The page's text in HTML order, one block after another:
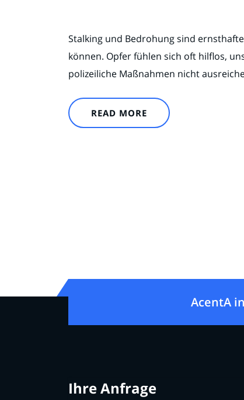
Stalking und Bedrohung sind
können. Opfer fühlen sich oft hilflos,
polizeiliche Maßnahmen nicht
READ MORE
AcentA
Ihre Anfrage